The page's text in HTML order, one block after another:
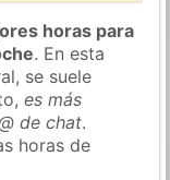
horas para
. En esta
se suele
es más
de chat.
horas de